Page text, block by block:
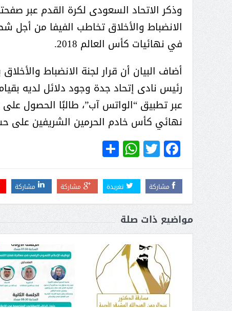
وذكر الاتحاد السعودى لكرة القدم عبر
الانضباط والأخلاق تخاطب الفيفا من
في نهائيات كأس العالم 2018.
أضاف البيان أن قرار لجنة الانضباط
رئيس نادى إتحاد جدة وجود دلائل لديه
عبر تطبيق “الواتس آب”، طالبًا الحصول
نهائي كأس خادم الحرمين الشريفين على
Facebook
Twitter
WhatsApp
مشاركة تغريدة مشاركة مشاركة
مواضيع ذات صلة
بمشاركة صاحبة السمو الملكي
الاميره نجود بنت هذلول بن
عبدالعزيز ال سعود المشرف العام
على ملف دعم وتطوير وتمكين
الباعة الجائلين هيئة الصحفيين
السعوديين فرع نجران ينظم ورشة
عمل ( الإعلام والتنمية ):
الثقافة في واحة الإبداع